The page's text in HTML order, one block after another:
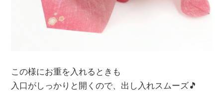
この様にお重を入れるときも
入口がしっかりと開くので、出し入れスムーズ🎵